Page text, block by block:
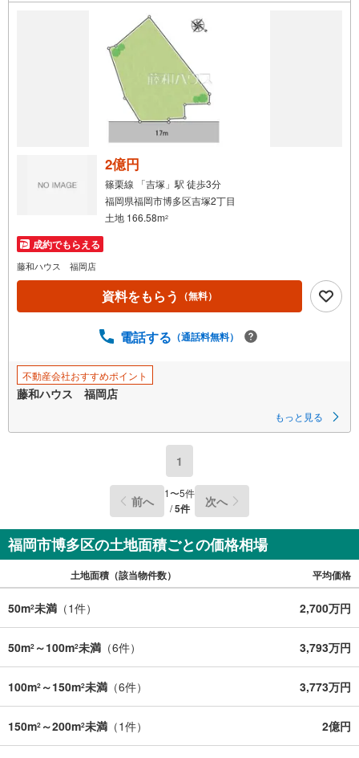
2億円
篠栗線 「吉塚」駅 徒歩3分
福岡県福岡市博多区吉塚2丁目
土地 166.58m2
成約でもらえる
藤和ハウス 福岡店
資料をもらう （無料）
電話する （通話料無料）
不動産会社おすすめポイント
藤和ハウス 福岡店
もっと見る
1
前へ 1〜5件
/5件 次へ
福岡市博多区の土地面積ごとの価格相場
土地面積（該当物件数） 平均価格
50m2未満 （1件） 2,700万円
50m2 ～100m2未満 （6件） 3,793万円
100m2 ～150m2未満 （6件） 3,773万円
150m2 ～200m2未満 （1件） 2億円